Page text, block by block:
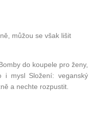
můžou se však lišit
do koupele pro ženy,
i mysl Složení: veganský
a nechte rozpustit.